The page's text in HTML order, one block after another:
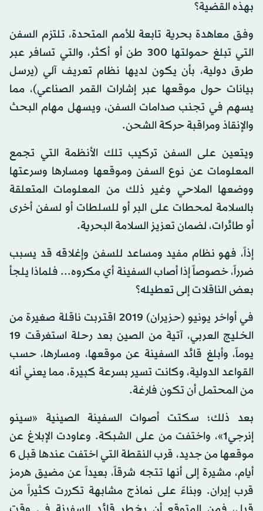
بهذه القضية؟
وفق معاهدة بحرية تابعة للأمم المتحدة، تلتزم السفن
التي تبلغ حمولتها 300 طن أو أكثر، والتي تسافر عبر
طرق دولية، بأن يكون لديها نظام تعريف آلي (يرسل
بيانات حول موقعها عبر إشارات القمر الصناعي)، مما
يسهم في تجنب صدامات السفن، ويسهل مهام البحث
والإنقاذ ومراقبة حركة الشحن.
ويتعين على السفن تركيب تلك الأنظمة التي تجمع
المعلومات عن نوع السفن وموقعها ومسارها وسرعتها
ووضعها الملاحي وغير ذلك من المعلومات المتعلقة
بالسلامة لمحطات على البر أو للسلطات أو لسفن أخرى
أو طائرات، لضمان تعزيز السلامة البحرية.
إذاً، فهو نظام مفيد ومساعد للسفن وإغلاقه قد يسبب
ضرراً، خصوصاً إذا أصاب السفينة أي مكروه... فلماذا يلجأ
بعض الناقلات إلى تعطيله؟
في أواخر يونيو (حزيران) 2019 اقتربت ناقلة صغيرة من
الخليج العربي، آتية من الصين بعد رحلة استغرقت 19
يوماً، وأبلغ قائد السفينة عن موقعها، ومسارها، حسب
القواعد الدولية، وكانت تسير بسرعة كبيرة، مما يعني أنه
من المحتمل أن تكون فارغة.
بعد ذلك؛ سكتت أصوات السفينة الصينية «سينو
إنرجي1»، واختفت من على الشبكة. وعاودت الإبلاغ عن
موقعها من جديد، قرب النقطة التي اختفت عندها قبل 6
أيام، مشيرة إلى أنها تتجه شرقاً، بعيداً عن مضيق هرمز
قرب إيران. وبناءً على نماذج مشابهة تكررت كثيراً من